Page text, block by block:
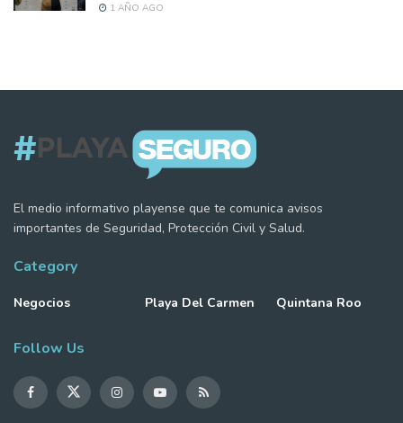
1 AÑO AGO
El medio informativo playense que te comunica avisos
importantes de Seguridad, Protección Civil y Salud.
Category
Negocios Playa Del Carmen Quintana Roo
Follow Us